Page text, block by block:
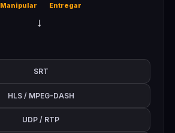
Manipular
Entregar
→
SRT
HLS / MPEG-DASH
UDP / RTP